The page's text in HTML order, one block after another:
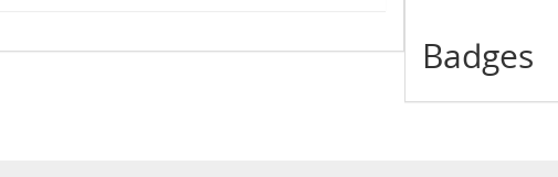
Badges